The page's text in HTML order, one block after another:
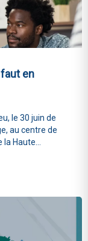
faut en
le 30 juin de
au centre de
Haute...